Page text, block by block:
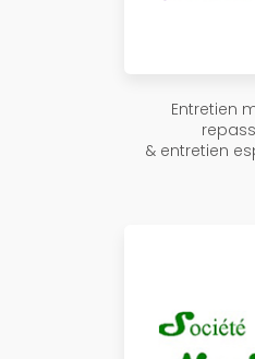
Entretien
& entretien